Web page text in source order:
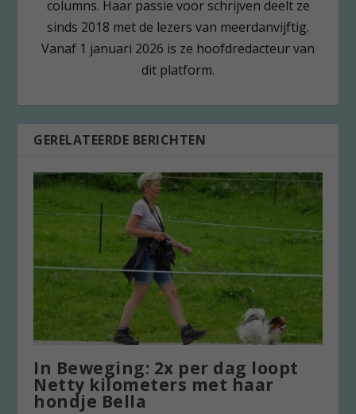
columns. Haar passie voor schrijven deelt ze
sinds 2018 met de lezers van meerdanvijftig.
Vanaf 1 januari 2026 is ze hoofdredacteur van
dit platform.
GERELATEERDE BERICHTEN
In Beweging: 2x per dag loopt
Netty kilometers met haar
hondje Bella